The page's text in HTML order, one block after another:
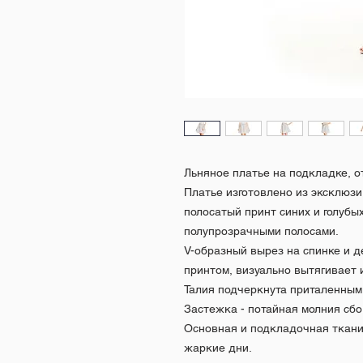
Льняное платье на подкладке,
Платье изготовлено из
полосатый принт синих и
полупрозрачными полосами.
V-образный вырез на спинке и
принтом, визуально вытягивает
Талия подчеркнута
Застежка - потайная молния
Основная и подкладочная
жаркие дни.